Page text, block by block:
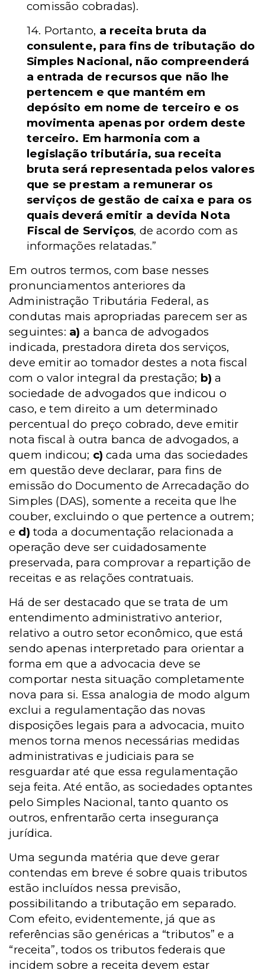
comissão cobradas).
14. Portanto, a receita bruta da
consulente, para fins de tributação do
Simples Nacional, não compreenderá
a entrada de recursos que não lhe
pertencem e que mantém em
depósito em nome de terceiro e os
movimenta apenas por ordem deste
terceiro. Em harmonia com a
legislação tributária, sua receita
bruta será representada pelos valores
que se prestam a remunerar os
serviços de gestão de caixa e para os
quais deverá emitir a devida Nota
Fiscal de Serviços, de acordo com as
informações relatadas.”
Em outros termos, com base nesses
pronunciamentos anteriores da
Administração Tributária Federal, as
condutas mais apropriadas parecem ser as
seguintes: a) a banca de advogados
indicada, prestadora direta dos serviços,
deve emitir ao tomador destes a nota fiscal
com o valor integral da prestação; b) a
sociedade de advogados que indicou o
caso, e tem direito a um determinado
percentual do preço cobrado, deve emitir
nota fiscal à outra banca de advogados, a
quem indicou; c) cada uma das sociedades
em questão deve declarar, para fins de
emissão do Documento de Arrecadação do
Simples (DAS), somente a receita que lhe
couber, excluindo o que pertence a outrem;
e d) toda a documentação relacionada a
operação deve ser cuidadosamente
preservada, para comprovar a repartição de
receitas e as relações contratuais.
Há de ser destacado que se trata de um
entendimento administrativo anterior,
relativo a outro setor econômico, que está
sendo apenas interpretado para orientar a
forma em que a advocacia deve se
comportar nesta situação completamente
nova para si. Essa analogia de modo algum
exclui a regulamentação das novas
disposições legais para a advocacia, muito
menos torna menos necessárias medidas
administrativas e judiciais para se
resguardar até que essa regulamentação
seja feita. Até então, as sociedades optantes
pelo Simples Nacional, tanto quanto os
outros, enfrentarão certa insegurança
jurídica.
Uma segunda matéria que deve gerar
contendas em breve é sobre quais tributos
estão incluídos nessa previsão,
possibilitando a tributação em separado.
Com efeito, evidentemente, já que as
referências são genéricas a “tributos” e a
“receita”, todos os tributos federais que
incidem sobre a receita devem estar